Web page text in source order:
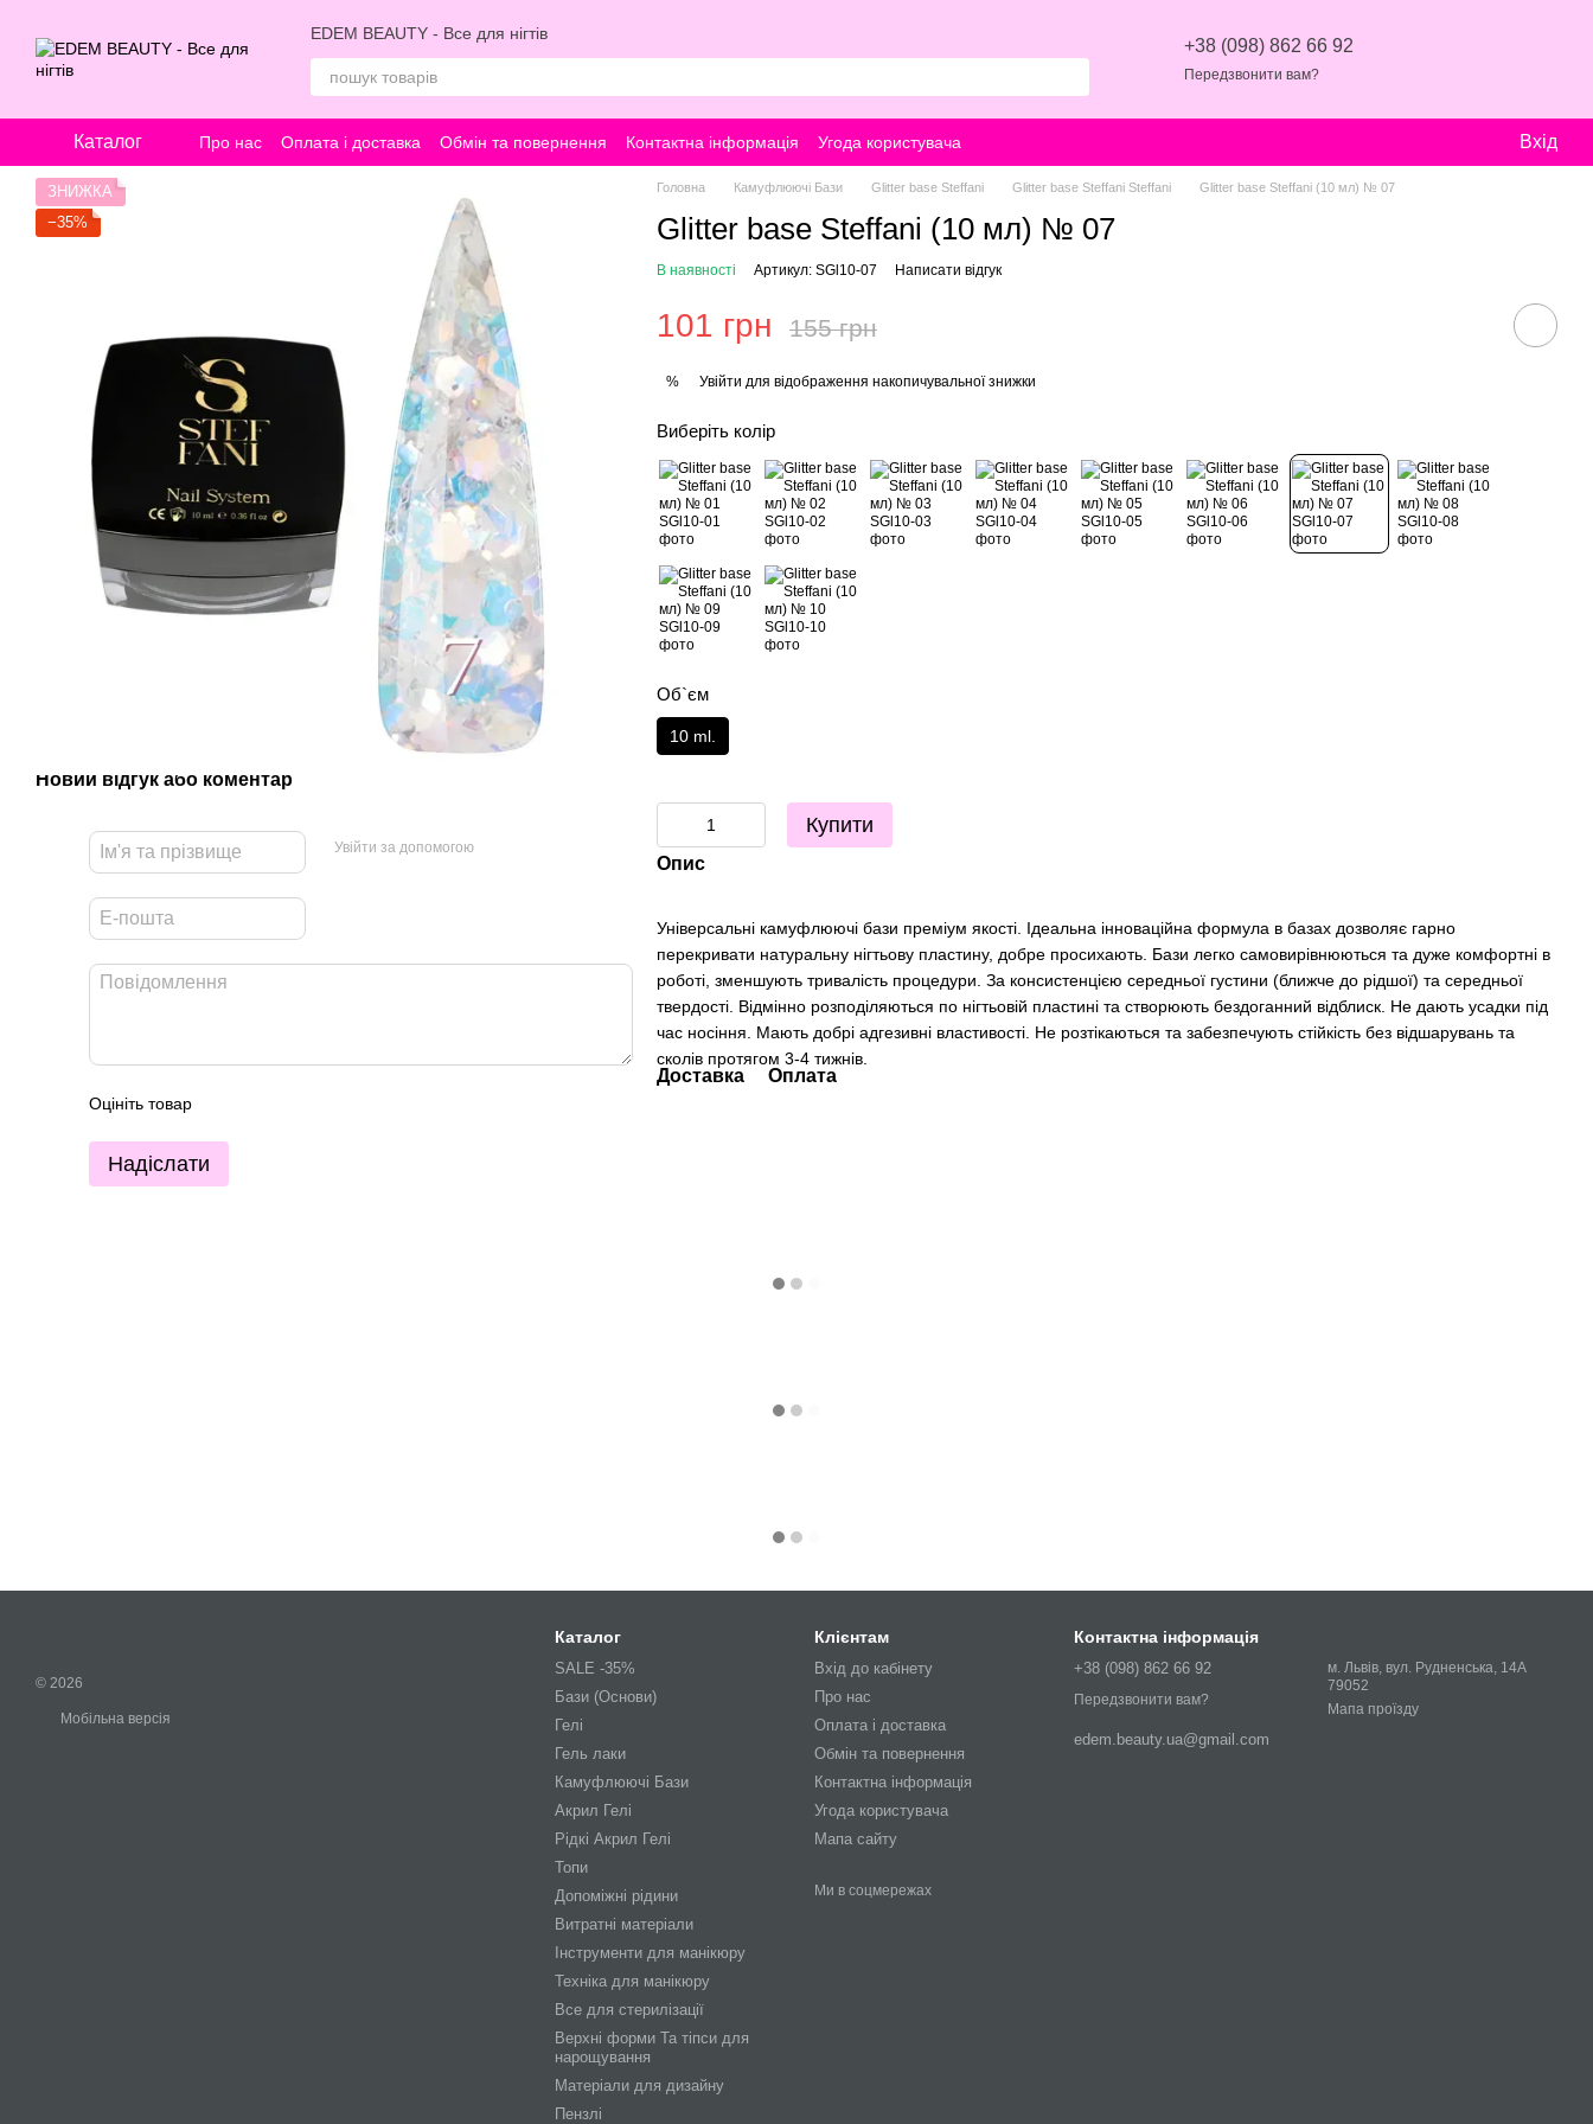
EDEM BEAUTY - Все для нігтів
+38 (098) 862 66 92
Передзвонити вам?
Каталог Про нас Оплата і доставка Обмін та повернення Контактна інформація Угода користувача Вхід
ЗНИЖКА
−35%
Новий відгук або коментар
Увійти за допомогою
Оцініть товар
Надіслати
Головна Камуфлюючі Бази Glitter base Steffani Glitter base Steffani Steffani Glitter base Steffani (10 мл) № 07
Glitter base Steffani (10 мл) № 07
В наявності Артикул: SGl10-07 Написати відгук
101 грн 155 грн
% Увійти для відображення накопичувальної знижки
Виберіть колір
Об`єм
10 ml.
Купити
Опис
Універсальні камуфлюючі бази преміум якості. Ідеальна інноваційна формула в базах дозволяє гарно
перекривати натуральну нігтьову пластину, добре просихають. Бази легко самовирівнюються та дуже комфортні в
роботі, зменшують тривалість процедури. За консистенцією середньої густини (ближче до рідшої) та середньої
твердості. Відмінно розподіляються по нігтьовій пластині та створюють бездоганний відблиск. Не дають усадки під
час носіння. Мають добрі адгезивні властивості. Не розтікаються та забезпечують стійкість без відшарувань та
сколів протягом 3-4 тижнів.
Доставка Оплата
© 2026
Мобільна версія
Каталог
SALE -35%
Бази (Основи)
Гелі
Гель лаки
Камуфлюючі Бази
Акрил Гелі
Рідкі Акрил Гелі
Топи
Допоміжні рідини
Витратні матеріали
Інструменти для манікюру
Техніка для манікюру
Все для стерилізації
Верхні форми Та тіпси для
нарощування
Матеріали для дизайну
Пензлі
Клієнтам
Вхід до кабінету
Про нас
Оплата і доставка
Обмін та повернення
Контактна інформація
Угода користувача
Мапа сайту
Ми в соцмережах
Контактна інформація
+38 (098) 862 66 92
Передзвонити вам?
edem.beauty.ua@gmail.com
м. Львів, вул. Рудненська, 14А
79052
Мапа проїзду